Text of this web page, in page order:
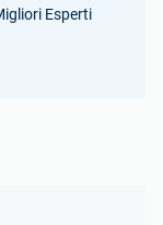
Esperti